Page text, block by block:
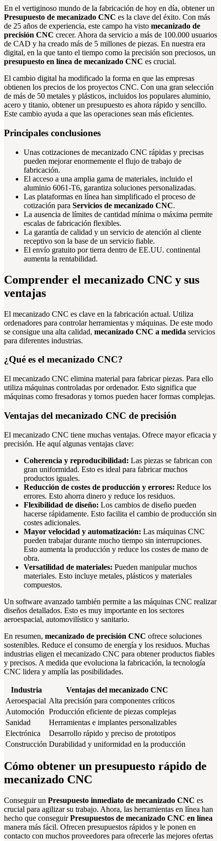
En el vertiginoso mundo de la fabricación de hoy en día, obtener un
Presupuesto de mecanizado CNC es la clave del éxito. Con más
de 25 años de experiencia, este campo ha visto mecanizado de
precisión CNC crecer. Ahora da servicio a más de 100.000 usuarios
de CAD y ha creado más de 5 millones de piezas. En nuestra era
digital, en la que tanto el tiempo como la precisión son preciosos, un
presupuesto en línea de mecanizado CNC es crucial.
El cambio digital ha modificado la forma en que las empresas
obtienen los precios de los proyectos CNC. Con una gran selección
de más de 50 metales y plásticos, incluidos los populares aluminio,
acero y titanio, obtener un presupuesto es ahora rápido y sencillo.
Este cambio ayuda a que las operaciones sean más eficientes.
Principales conclusiones
Unas cotizaciones de mecanizado CNC rápidas y precisas
pueden mejorar enormemente el flujo de trabajo de
fabricación.
El acceso a una amplia gama de materiales, incluido el
aluminio 6061-T6, garantiza soluciones personalizadas.
Las plataformas en línea han simplificado el proceso de
cotización para Servicios de mecanizado CNC.
La ausencia de límites de cantidad mínima o máxima permite
escalas de fabricación flexibles.
La garantía de calidad y un servicio de atención al cliente
receptivo son la base de un servicio fiable.
El envío gratuito por tierra dentro de EE.UU. continental
aumenta la rentabilidad.
Comprender el mecanizado CNC y sus
ventajas
El mecanizado CNC es clave en la fabricación actual. Utiliza
ordenadores para controlar herramientas y máquinas. De este modo
se consigue una alta calidad, mecanizado CNC a medida servicios
para diferentes industrias.
¿Qué es el mecanizado CNC?
El mecanizado CNC elimina material para fabricar piezas. Para ello
utiliza máquinas controladas por ordenador. Esto significa que
máquinas como fresadoras y tornos pueden hacer formas complejas.
Ventajas del mecanizado CNC de precisión
El mecanizado CNC tiene muchas ventajas. Ofrece mayor eficacia y
precisión. He aquí algunas ventajas clave:
Coherencia y reproducibilidad: Las piezas se fabrican con
gran uniformidad. Esto es ideal para fabricar muchos
productos iguales.
Reducción de costes de producción y errores: Reduce los
errores. Esto ahorra dinero y reduce los residuos.
Flexibilidad de diseño: Los cambios de diseño pueden
hacerse rápidamente. Esto facilita el cambio de producción sin
costes adicionales.
Mayor velocidad y automatización: Las máquinas CNC
pueden trabajar durante mucho tiempo sin interrupciones.
Esto aumenta la producción y reduce los costes de mano de
obra.
Versatilidad de materiales: Pueden manipular muchos
materiales. Esto incluye metales, plásticos y materiales
compuestos.
Un software avanzado también permite a las máquinas CNC realizar
diseños detallados. Esto es muy importante en los sectores
aeroespacial, automovilístico y sanitario.
En resumen, mecanizado de precisión CNC ofrece soluciones
sostenibles. Reduce el consumo de energía y los residuos. Muchas
industrias eligen el mecanizado CNC para obtener productos fiables
y precisos. A medida que evoluciona la fabricación, la tecnología
CNC lidera y amplía las posibilidades.
Industria
Ventajas del mecanizado CNC
Aeroespacial Alta precisión para componentes críticos
Automoción Producción eficiente de piezas complejas
Sanidad
Herramientas e implantes personalizables
Electrónica
Desarrollo rápido y preciso de prototipos
Construcción Durabilidad y uniformidad en la producción
Cómo obtener un presupuesto rápido de
mecanizado CNC
Conseguir un Presupuesto inmediato de mecanizado CNC es
crucial para agilizar su trabajo. Ahora, las herramientas en línea han
hecho que conseguirPresupuestos de mecanizado CNC en línea
manera más fácil. Ofrecen presupuestos rápidos y le ponen en
contacto con muchos proveedores para ofrecerle las mejores ofertas